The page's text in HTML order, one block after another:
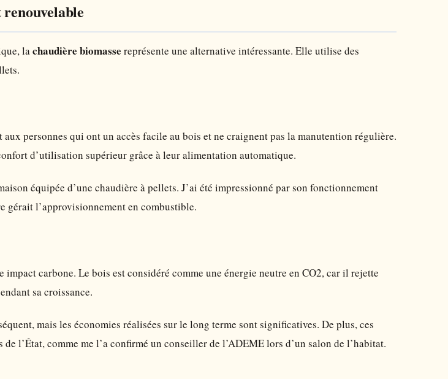
lachaudière biomasse représente une alternative intéressante. Elle utilise des
personnes qui ont un accès facile au bois et ne craignent pas la manutention régulière.
d’utilisation supérieur grâce à leur alimentation automatique.
équipée d’une chaudière à pellets. J’ai été impressionné par son fonctionnement
l’approvisionnement en combustible.
impact carbone. Le bois est considéré comme une énergie neutre en CO2, car il rejette
sa croissance.
mais les économies réalisées sur le long terme sont significatives. De plus, ces
l’État, comme me l’a confirmé un conseiller de l’ADEME lors d’un salon de l’habitat.